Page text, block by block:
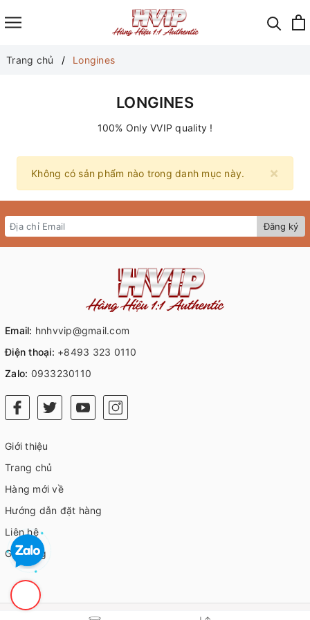
Trang chủ Longines
LONGINES
100% Only VVIP quality !
×
Không có sản phẩm nào trong danh mục này.
Đăng ký
Email: hnhvvip@gmail.com
Điện thoại: +8493 323 0110
Zalo: 0933230110
Giới thiệu
Trang chủ
Hàng mới về
Hướng dẫn đặt hàng
Liên hệ
Giỏ hàng
© Bản quyền thuộc về HVIP